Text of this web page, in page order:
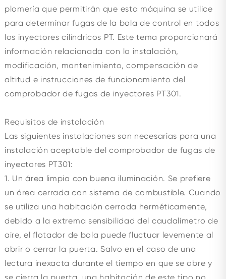
plomería que permitirán que esta máquina se utilice
para determinar fugas de la bola de control en todos
los inyectores cilíndricos PT. Este tema proporcionará
información relacionada con la instalación,
modificación, mantenimiento, compensación de
altitud e instrucciones de funcionamiento del
comprobador de fugas de inyectores PT301.
Requisitos de instalación
Las siguientes instalaciones son necesarias para una
instalación aceptable del comprobador de fugas de
inyectores PT301:
1. Un área limpia con buena iluminación. Se prefiere
un área cerrada con sistema de combustible. Cuando
se utiliza una habitación cerrada herméticamente,
debido a la extrema sensibilidad del caudalímetro de
aire, el flotador de bola puede fluctuar levemente al
abrir o cerrar la puerta. Salvo en el caso de una
lectura inexacta durante el tiempo en que se abre y